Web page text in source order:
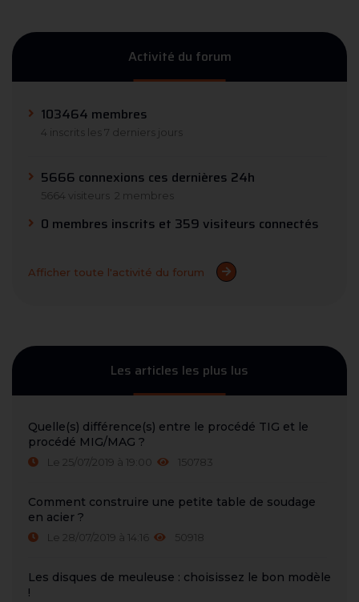
Activité du forum
103464 membres
4 inscrits les 7 derniers jours
5666 connexions ces dernières 24h
5664 visiteurs 2 membres
0 membres inscrits et 359 visiteurs connectés
Afficher toute l'activité du forum
Les articles les plus lus
Quelle(s) différence(s) entre le procédé TIG et le
procédé MIG/MAG ?
Le 25/07/2019 à 19:00 150783
Comment construire une petite table de soudage
en acier ?
Le 28/07/2019 à 14:16 50918
Les disques de meuleuse : choisissez le bon modèle
!